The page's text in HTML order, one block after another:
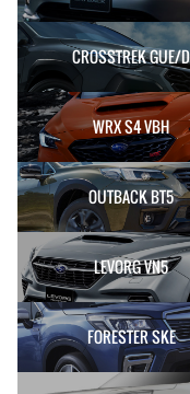
CROSSTREK GUE/D
WRX S4 VBH
OUTBACK BT5
LEVORG VN5
FORESTER SKE